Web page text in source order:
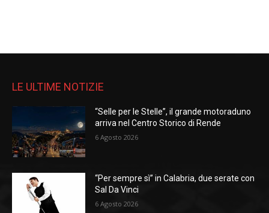
LE ULTIME NOTIZIE
“Selle per le Stelle”, il grande motoraduno
arriva nel Centro Storico di Rende
6 Agosto 2026
“Per sempre sì” in Calabria, due serate con
Sal Da Vinci
6 Agosto 2026